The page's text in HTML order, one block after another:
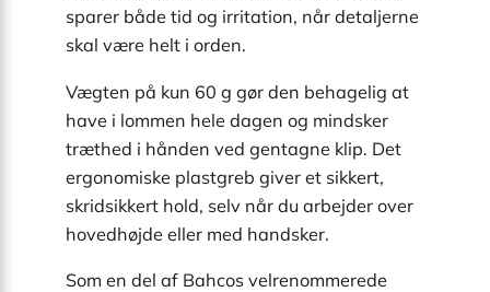
sparer både tid og irritation, når detaljerne
skal være helt i orden.
Vægten på kun 60 g gør den behagelig at
have i lommen hele dagen og mindsker
træthed i hånden ved gentagne klip. Det
ergonomiske plastgreb giver et sikkert,
skridsikkert hold, selv når du arbejder over
hovedhøjde eller med handsker.
Som en del af Bahcos velrenommerede